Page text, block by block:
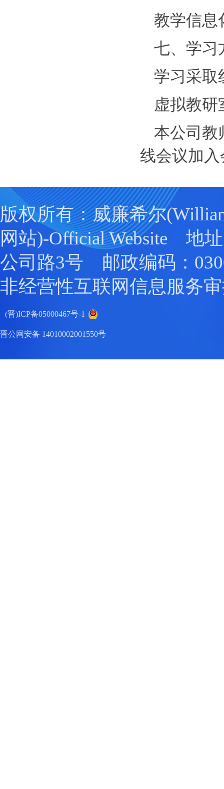
教学信息
七、学习
学习采取
虚拟教研
本公司教
线会议加
版权所有：威廉希尔
网站)-Official Website 地
公司路3号 邮政编码：
非经营性互联网信息服务
(晋)ICP备05000467号-1
晋公网安备 14010002001550号